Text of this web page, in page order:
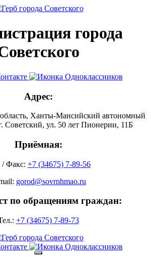
города
Адрес:
Ханты-Мансийский автономный
ул. 50 лет Пионерии, 11Б
Приёмная:
/ Факс: +7 (34675) 7-89-56
gorod@sovrnhmao.ru
по обращениям граждан:
+7 (34675) 7-89-73